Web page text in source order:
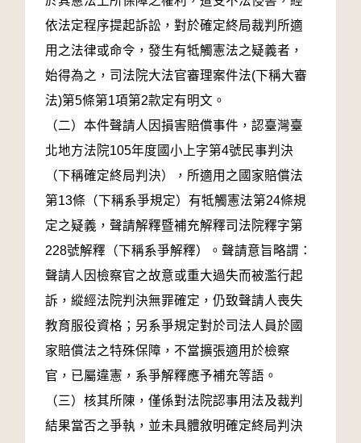
依法定程序提起訴訟，對於確定終局裁判所適
用之法律或命令，發生有牴觸憲法之疑義者，
始得為之，司法院大法官審理案件法(下稱大審
法)第5條第1項第2款定有明文。
（二）本件聲請人因損害賠償事件，認臺灣臺
北地方法院105年度國小上字第4號民事判決
（下稱確定終局判決），所適用之國家賠償法
第13條（下稱系爭規定）有牴觸憲法第24條規
定之疑義，聲請解釋暨補充解釋司法院釋字第
228號解釋（下稱系爭解釋）。聲請意旨略謂：
聲請人因檢察官之故意或重大過失而被濫行起
訴，縱經法院判決無罪確定，仍致聲請人喪失
教育服役資格；另系爭規定對於司法人員於國
家賠償法之特殊保障，不當擴張適用於檢察
官，已屬違憲，系爭解釋應予補充等語。
（三）核其所陳，僅係對法院認事用法及裁判
結果當否之爭執，並未具體敘明確定終局判決